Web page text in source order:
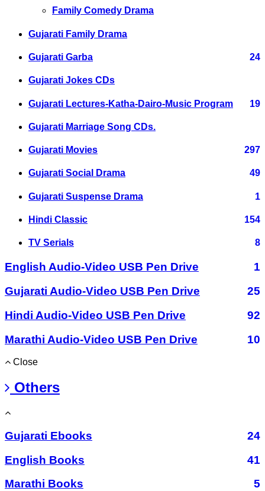
Family Comedy Drama
Gujarati Family Drama
Gujarati Garba 24
Gujarati Jokes CDs
Gujarati Lectures-Katha-Dairo-Music Program 19
Gujarati Marriage Song CDs.
Gujarati Movies 297
Gujarati Social Drama 49
Gujarati Suspense Drama 1
Hindi Classic 154
TV Serials 8
English Audio-Video USB Pen Drive
1
Gujarati Audio-Video USB Pen Drive
25
Hindi Audio-Video USB Pen Drive
92
Marathi Audio-Video USB Pen Drive
10
Close
Others
Gujarati Ebooks
24
English Books
41
Marathi Books
5